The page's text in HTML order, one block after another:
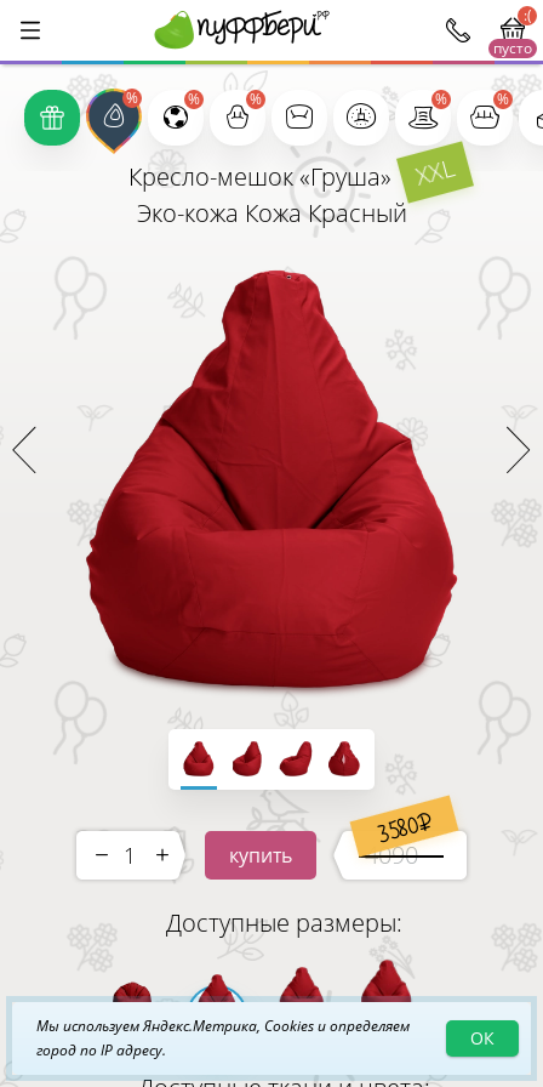
:(
пусто
Кресло-мешок «Груша»XXL
Эко-кожа Кожа Красный
+
- купить 4090
3580
Доступные размеры:
XXL
Мы используем Яндекс.Метрика, Cookies и определяем
город по IP адресу.
ОК